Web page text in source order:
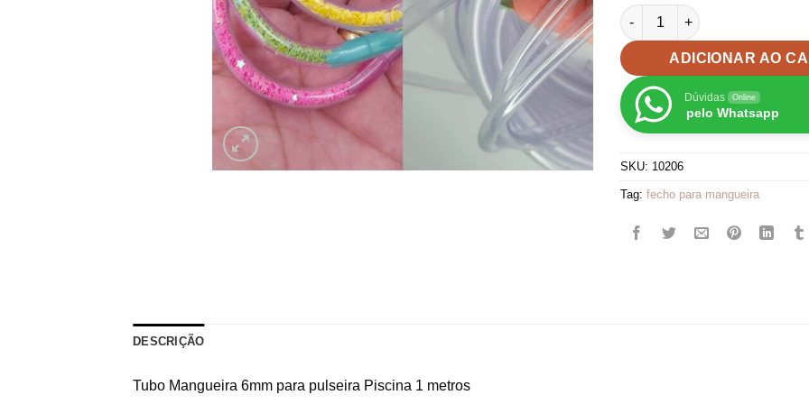
Tubo Mangueira 6mm para
ADICIONAR AO
Dúvidas Online
pelo Whatsapp
SKU: 10206
Tag: fecho para mangueira
DESCRIÇÃO
Tubo Mangueira 6mm para pulseira Piscina 1 metros